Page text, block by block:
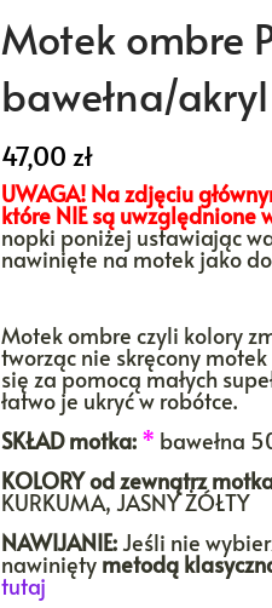
Motek ombre
bawełna/akryl
47,00 zł
UWAGA! Na zdjęciu
które NIE są uwzględnione
nopki poniżej ustawiając
nawinięte na motek jako
Motek ombre czyli kolory
tworząc nie skręcony
się za pomocą małych
łatwo je ukryć w robótce.
SKŁAD motka: * bawełna
KOLORYod zewnątrz
KURKUMA, JASNY ŻÓŁTY
NAWIJANIE: Jeśli nie
nawinięty metodą
tutaj